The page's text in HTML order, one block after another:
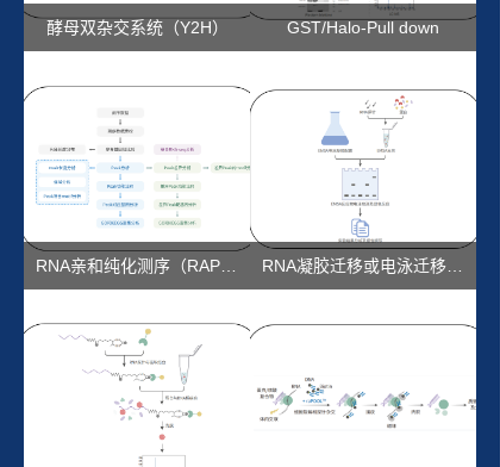
酵母双杂交系统（Y2H） GST/Halo-Pull down
RNA亲和纯化测序（RAP-seq） RNA凝胶迁移或电泳迁移率实验（RNA-EMSA）